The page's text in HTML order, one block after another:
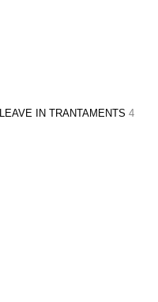
LEAVE IN TRANTAMENTS 4